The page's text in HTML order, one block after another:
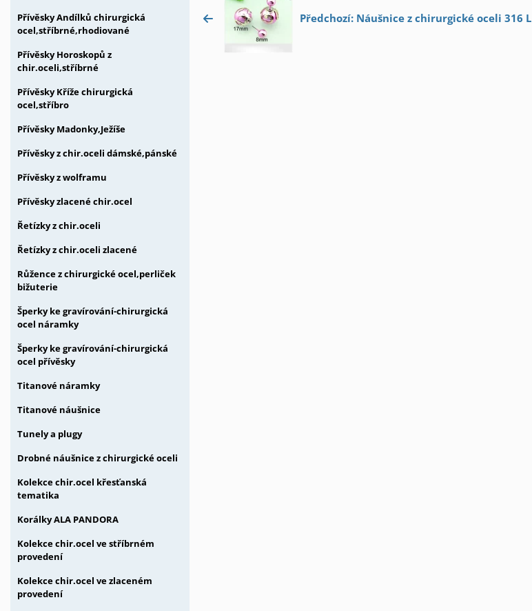
Přívěsky Andílků chirurgická
ocel,stříbrné,rhodiované
Přívěsky Horoskopů z
chir.oceli,stříbrné
Přívěsky Kříže chirurgická
ocel,stříbro
Přívěsky Madonky,Ježíše
Přívěsky z chir.oceli dámské,pánské
Přívěsky z wolframu
Přívěsky zlacené chir.ocel
Řetízky z chir.oceli
Řetízky z chir.oceli zlacené
Růžence z chirurgické ocel,perliček
bižuterie
Šperky ke gravírování-chirurgická
ocel náramky
Šperky ke gravírování-chirurgická
ocel přívěsky
Titanové náramky
Titanové náušnice
Tunely a plugy
Drobné náušnice z chirurgické oceli
Kolekce chir.ocel křesťanská
tematika
Korálky ALA PANDORA
Kolekce chir.ocel ve stříbrném
provedení
Kolekce chir.ocel ve zlaceném
provedení
Předchozí: Náušnice z chirurgické oceli 316 L